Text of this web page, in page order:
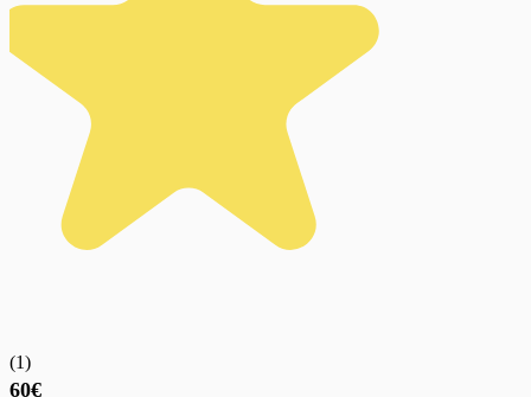
(1)
60€